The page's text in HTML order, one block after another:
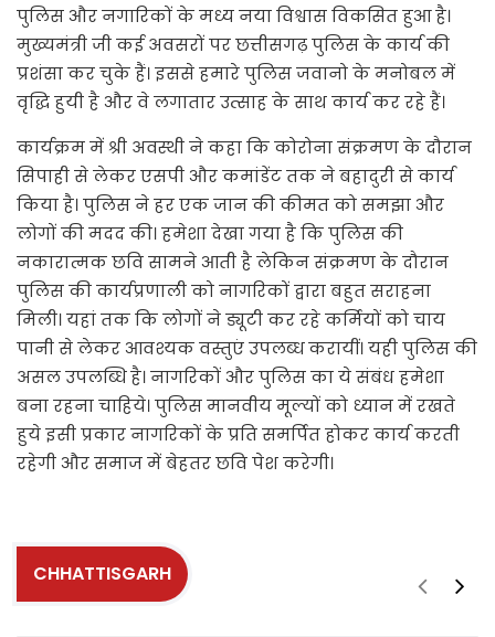
पुलिस और नगारिकों के मध्य नया विश्वास विकसित हुआ है।
मुख्यमंत्री जी कई अवसरों पर छत्तीसगढ़ पुलिस के कार्य की
प्रशंसा कर चुके हैं। इससे हमारे पुलिस जवानो के मनोबल में
वृद्धि हुयी है और वे लगातार उत्साह के साथ कार्य कर रहे हैं।
कार्यक्रम में श्री अवस्थी ने कहा कि कोरोना संक्रमण के दौरान
सिपाही से लेकर एसपी और कमांडेंट तक ने बहादुरी से कार्य
किया है। पुलिस ने हर एक जान की कीमत को समझा और
लोगों की मदद की। हमेशा देखा गया है कि पुलिस की
नकारात्मक छवि सामने आती है लेकिन संक्रमण के दौरान
पुलिस की कार्यप्रणाली को नागरिकों द्वारा बहुत सराहना
मिली। यहां तक कि लोगों ने ड्यूटी कर रहे कर्मियों को चाय
पानी से लेकर आवश्यक वस्तुएं उपलब्ध करायीं। यही पुलिस की
असल उपलब्धि है। नागरिकों और पुलिस का ये संबंध हमेशा
बना रहना चाहिये। पुलिस मानवीय मूल्यों को ध्यान में रखते
हुये इसी प्रकार नागरिकों के प्रति समर्पित होकर कार्य करती
रहेगी और समाज में बेहतर छवि पेश करेगी।
CHHATTISGARH